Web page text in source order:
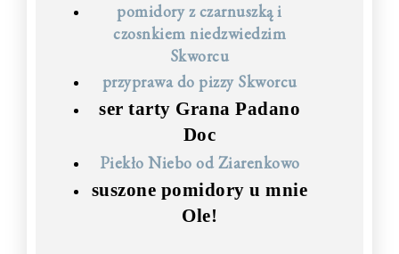
pomidory z czarnuszką i
czosnkiem niedzwiedzim
Skworcu
przyprawa do pizzy Skworcu
ser tarty Grana Padano
Doc
Piekło Niebo od Ziarenkowo
suszone pomidory u mnie
Ole!